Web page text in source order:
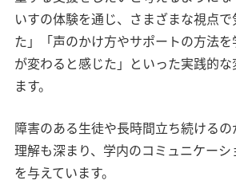
いすの体験を通じ、さまざまな視点
た」「声のかけ方やサポートの方法
が変わると感じた」といった実践的
ます。
障害のある生徒や長時間立ち続ける
理解も深まり、学内のコミュニケー
を与えています。